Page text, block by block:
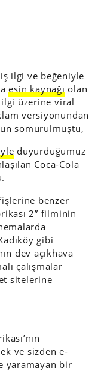
ilgi ve beğeniyle
esin kaynağı olan
üzerine viral
versiyonundan
sömürülmüştü,
duyurduğumuz
Coca-Cola
benzer
2” filminin
gibi
dev açıkhava
çalışmalar
sitelerine
ve sizden e-
yaramayan bir